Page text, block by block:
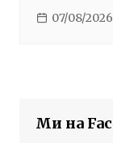
07/08/
Ми на